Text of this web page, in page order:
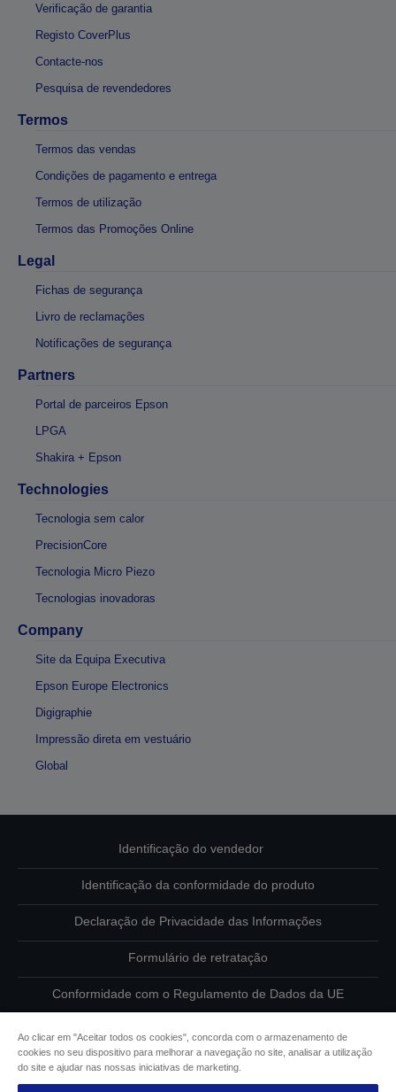
Verificação de garantia
Registo CoverPlus
Contacte-nos
Pesquisa de revendedores
Termos
Termos das vendas
Condições de pagamento e entrega
Termos de utilização
Termos das Promoções Online
Legal
Fichas de segurança
Livro de reclamações
Notificações de segurança
Partners
Portal de parceiros Epson
LPGA
Shakira + Epson
Technologies
Tecnologia sem calor
PrecisionCore
Tecnologia Micro Piezo
Tecnologias inovadoras
Company
Site da Equipa Executiva
Epson Europe Electronics
Digigraphie
Impressão direta em vestuário
Global
Identificação do vendedor
Identificação da conformidade do produto
Declaração de Privacidade das Informações
Formulário de retratação
Conformidade com o Regulamento de Dados da UE
Informações sobre cookies
Ao clicar em "Aceitar todos os cookies", concorda com o armazenamento de
cookies no seu dispositivo para melhorar a navegação no site, analisar a utilização
do site e ajudar nas nossas iniciativas de marketing.